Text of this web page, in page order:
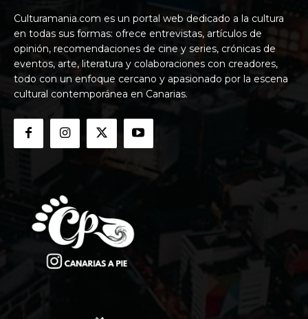
Culturamania.com es un portal web dedicado a la cultura
en todas sus formas: ofrece entrevistas, artículos de
opinión, recomendaciones de cine y series, crónicas de
eventos, arte, literatura y colaboraciones con creadores,
todo con un enfoque cercano y apasionado por la escena
cultural contemporánea en Canarias.